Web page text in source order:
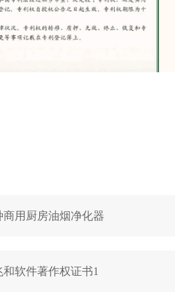
商用厨房油烟净化器
和软件著作权证书1